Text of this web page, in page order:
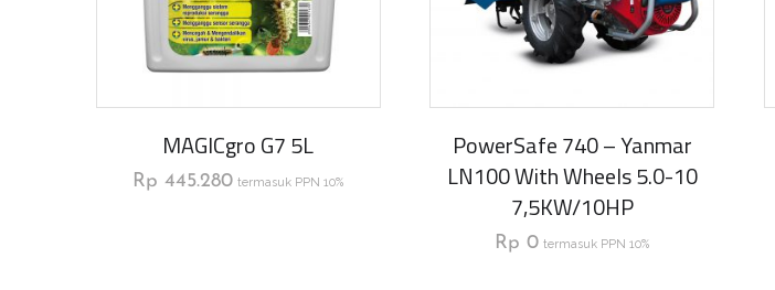
MAGICgro G7 5L
Rp 445.280 termasuk PPN 10%
PowerSafe 740 – Yanmar
LN100 With Wheels 5.0-10
7,5KW/10HP
Rp 0 termasuk PPN 10%